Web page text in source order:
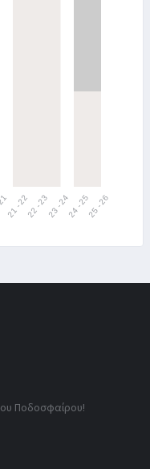
Ποδοσφαίρου!